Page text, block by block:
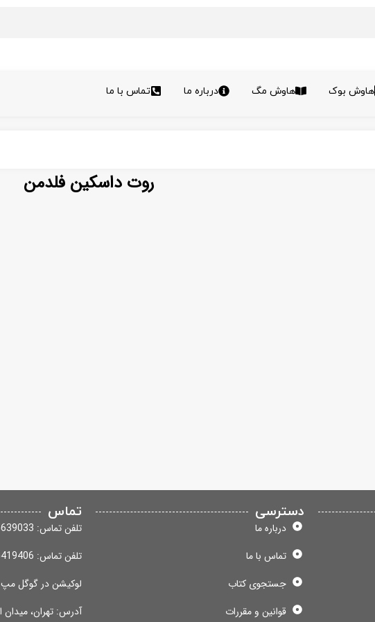
هاوش بوک هاوش مگ درباره ما تماس با ما
روت داسکین فلدمن
دسترسی
درباره ما
تماس با ما
جستجوی کتاب
قوانین و مقررات
تماس
تلفن تماس: 09195639033
تلفن تماس: 02166419406
لوکیشن در گوگل مپ